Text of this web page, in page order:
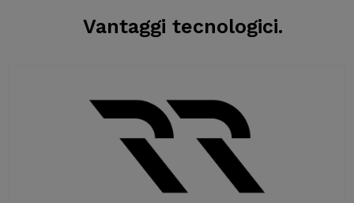
Vantaggi tecnologici.